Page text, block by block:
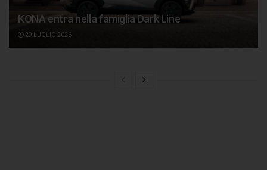
KONA entra nella famiglia Dark Line
29 LUGLIO 2026